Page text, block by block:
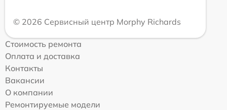
© 2026 Сервисный центр Morphy Richards
Стоимость ремонта
Оплата и доставка
Контакты
Вакансии
О компании
Ремонтируемые модели